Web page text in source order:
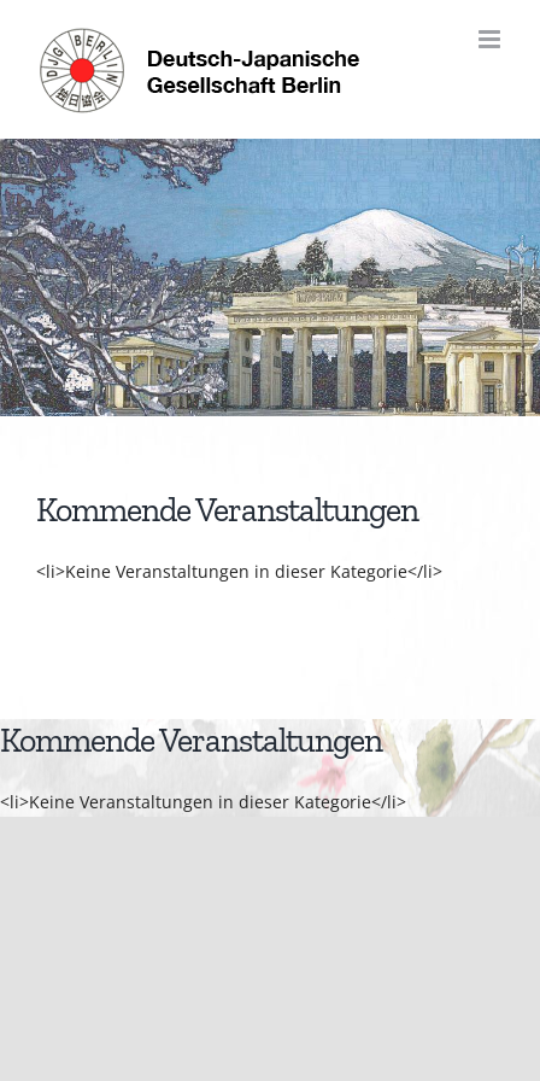
content
Kommende Veranstaltungen
<li>Keine Veranstaltungen in dieser Kategorie</li>
Kommende Veranstaltungen
<li>Keine Veranstaltungen in dieser Kategorie</li>